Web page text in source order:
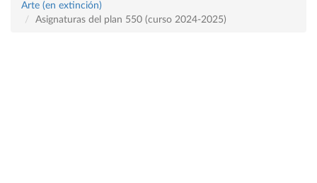
Arte (en extinción)
Asignaturas del plan 550 (curso 2024-2025)